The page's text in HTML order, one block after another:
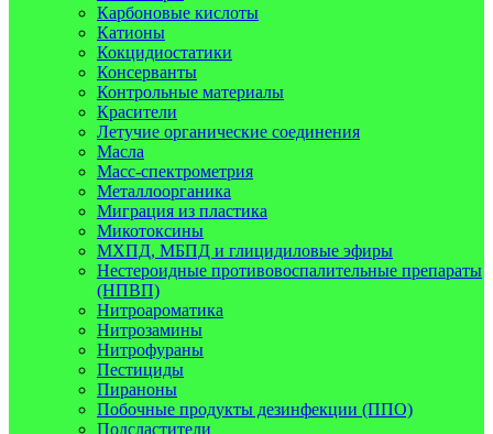
Карбоновые кислоты
Катионы
Кокцидиостатики
Консерванты
Контрольные материалы
Красители
Летучие органические соединения
Масла
Масс-спектрометрия
Металлоорганика
Миграция из пластика
Микотоксины
МХПД, МБПД и глицидиловые эфиры
Нестероидные противовоспалительные препараты
(НПВП)
Нитроароматика
Нитрозамины
Нитрофураны
Пестициды
Пираноны
Побочные продукты дезинфекции (ППО)
Подсластители